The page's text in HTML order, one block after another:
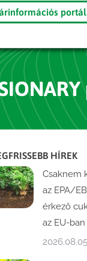
portál
HÍREK
Csaknem
az EPA/
érkező
az EU-ban